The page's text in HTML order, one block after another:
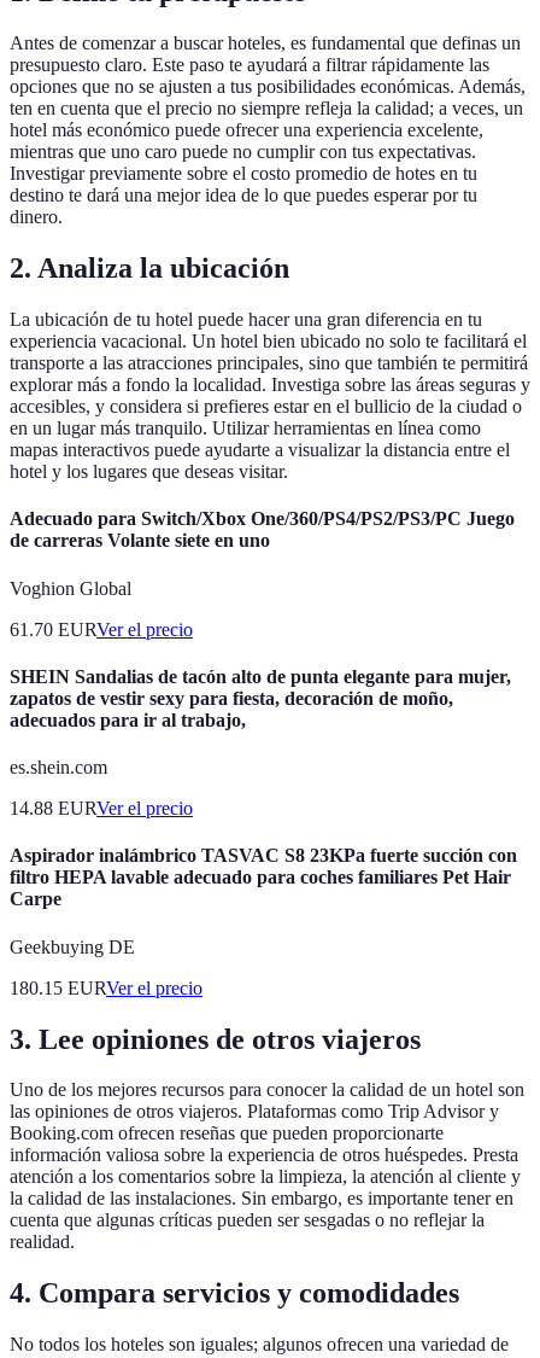
Antes de comenzar a buscar hoteles, es fundamental que definas un
presupuesto claro. Este paso te ayudará a filtrar rápidamente las
opciones que no se ajusten a tus posibilidades económicas. Además,
ten en cuenta que el precio no siempre refleja la calidad; a veces, un
hotel más económico puede ofrecer una experiencia excelente,
mientras que uno caro puede no cumplir con tus expectativas.
Investigar previamente sobre el costo promedio de hotes en tu
destino te dará una mejor idea de lo que puedes esperar por tu
dinero.
2. Analiza la ubicación
La ubicación de tu hotel puede hacer una gran diferencia en tu
experiencia vacacional. Un hotel bien ubicado no solo te facilitará el
transporte a las atracciones principales, sino que también te permitirá
explorar más a fondo la localidad. Investiga sobre las áreas seguras y
accesibles, y considera si prefieres estar en el bullicio de la ciudad o
en un lugar más tranquilo. Utilizar herramientas en línea como
mapas interactivos puede ayudarte a visualizar la distancia entre el
hotel y los lugares que deseas visitar.
Adecuado para Switch/Xbox One/360/PS4/PS2/PS3/PC Juego
de carreras Volante siete en uno
Voghion Global
61.70 EURVer el precio
SHEIN Sandalias de tacón alto de punta elegante para mujer,
zapatos de vestir sexy para fiesta, decoración de moño,
adecuados para ir al trabajo,
es.shein.com
14.88 EURVer el precio
Aspirador inalámbrico TASVAC S8 23KPa fuerte succión con
filtro HEPA lavable adecuado para coches familiares Pet Hair
Carpe
Geekbuying DE
180.15 EURVer el precio
3. Lee opiniones de otros viajeros
Uno de los mejores recursos para conocer la calidad de un hotel son
las opiniones de otros viajeros. Plataformas como Trip Advisor y
Booking.com ofrecen reseñas que pueden proporcionarte
información valiosa sobre la experiencia de otros huéspedes. Presta
atención a los comentarios sobre la limpieza, la atención al cliente y
la calidad de las instalaciones. Sin embargo, es importante tener en
cuenta que algunas críticas pueden ser sesgadas o no reflejar la
realidad.
4. Compara servicios y comodidades
No todos los hoteles son iguales; algunos ofrecen una variedad de